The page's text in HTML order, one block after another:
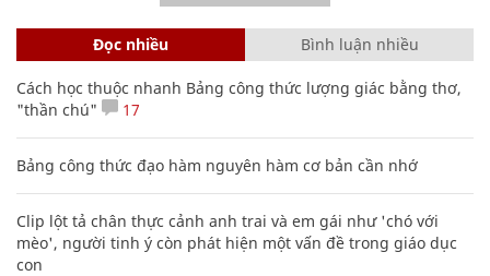
Đọc nhiều Bình luận nhiều
Cách học thuộc nhanh Bảng công thức lượng giác bằng thơ,
"thần chú"
17
Bảng công thức đạo hàm nguyên hàm cơ bản cần nhớ
Clip lột tả chân thực cảnh anh trai và em gái như 'chó với
mèo', người tinh ý còn phát hiện một vấn đề trong giáo dục
con